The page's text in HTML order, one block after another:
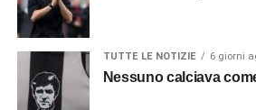
TUTTE LE NOTIZIE 6 giorni
Nessuno calciava